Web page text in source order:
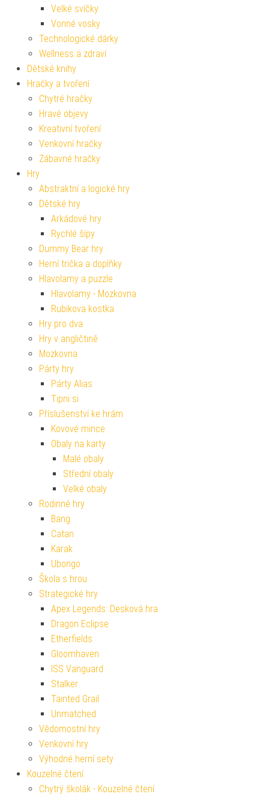
Velké svíčky
Vonné vosky
Technologické dárky
Wellness a zdraví
Dětské knihy
Hračky a tvoření
Chytré hračky
Hravé objevy
Kreativní tvoření
Venkovní hračky
Zábavné hračky
Hry
Abstraktní a logické hry
Dětské hry
Arkádové hry
Rychlé šípy
Dummy Bear hry
Herní trička a doplňky
Hlavolamy a puzzle
Hlavolamy - Mozkovna
Rubikova kostka
Hry pro dva
Hry v angličtině
Mozkovna
Párty hry
Párty Alias
Tipni si
Příslušenství ke hrám
Kovové mince
Obaly na karty
Malé obaly
Střední obaly
Velké obaly
Rodinné hry
Bang
Catan
Karak
Ubongo
Škola s hrou
Strategické hry
Apex Legends: Desková hra
Dragon Eclipse
Etherfields
Gloomhaven
ISS Vanguard
Stalker
Tainted Grail
Unmatched
Vědomostní hry
Venkovní hry
Výhodné herní sety
Kouzelné čtení
Chytrý školák - Kouzelné čtení